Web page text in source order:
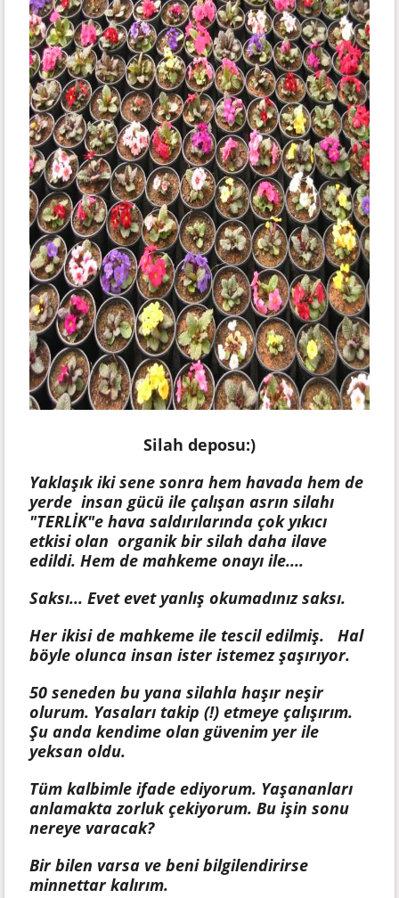
Silah deposu:)
Yaklaşık iki sene sonra hem havada hem de
yerde insan gücü ile çalışan asrın silahı
"TERLİK"e hava saldırılarında çok yıkıcı
etkisi olan organik bir silah daha ilave
edildi. Hem de mahkeme onayı ile....
Saksı... Evet evet yanlış okumadınız saksı.
Her ikisi de mahkeme ile tescil edilmiş. Hal
böyle olunca insan ister istemez şaşırıyor.
50 seneden bu yana silahla haşır neşir
olurum. Yasaları takip (!) etmeye çalışırım.
Şu anda kendime olan güvenim yer ile
yeksan oldu.
Tüm kalbimle ifade ediyorum. Yaşananları
anlamakta zorluk çekiyorum. Bu işin sonu
nereye varacak?
Bir bilen varsa ve beni bilgilendirirse
minnettar kalırım.